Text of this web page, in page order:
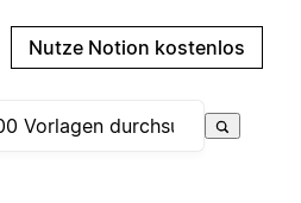
Nutze Notion kostenlos